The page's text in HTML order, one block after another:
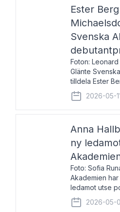
Ester
Svenska
Foton:
Glänte
tilldela Ester
Michaelsdotter
debutantpris
nyinstiftat och
2026-05-
Anna
ny
Foto: Sofia
Akademien
ledamot utse
efterträder
2026-05-